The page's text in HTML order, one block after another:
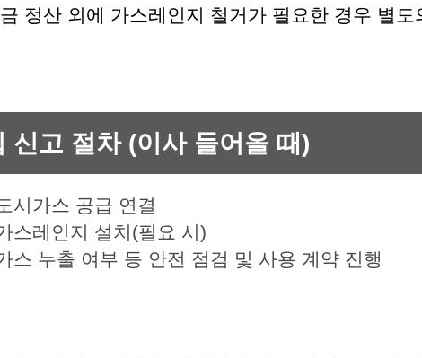
정산 외에 가스레인지 철거가 필요한 경우 별
신고 절차 (이사 들어올 때)
시가스 공급 연결
스레인지 설치(필요 시)
스 누출 여부 등 안전 점검 및 사용 계약 진행